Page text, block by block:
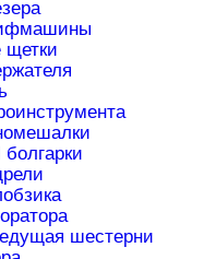
щетки
шестерни